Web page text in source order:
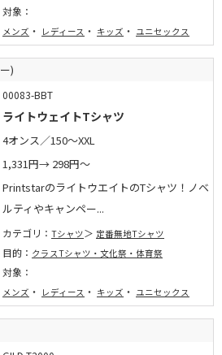
対象：
メンズ ・ レディース ・ キッズ ・ ユニセックス
)
00083-BBT
ライトウェイトTシャツ
4オンス／150～XXL
1,331円→ 298円～
PrintstarのライトウエイトのTシャツ！ノベ
ルティやキャンペー...
カテゴリ： Tシャツ 定番無地Tシャツ
目的： クラスTシャツ・文化祭・体育祭
対象：
メンズ ・ レディース ・ キッズ ・ ユニセックス